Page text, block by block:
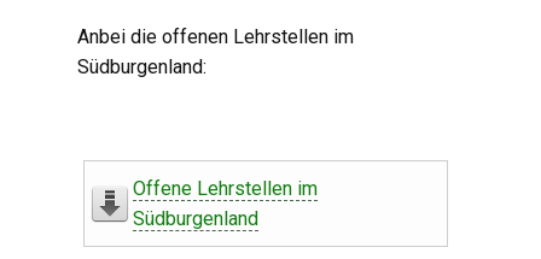
Anbei die offenen Lehrstellen im
Südburgenland:
Offene Lehrstellen im
Südburgenland